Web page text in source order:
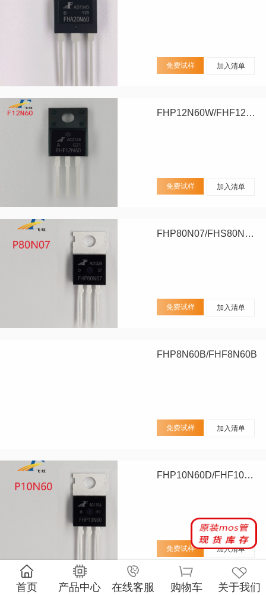
免费试样 加入清单
FHP12N60W/FHF12N60W
免费试样 加入清单
FHP80N07/FHS80N07/FHD80N07
免费试样 加入清单
FHP8N60B/FHF8N60B
免费试样 加入清单
FHP10N60D/FHF10N60D
免费试样 加入清单
首页 产品中心 在线客服 购物车 关于我们